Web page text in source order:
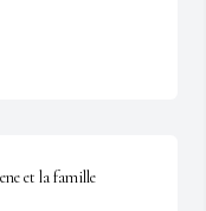
et la famille